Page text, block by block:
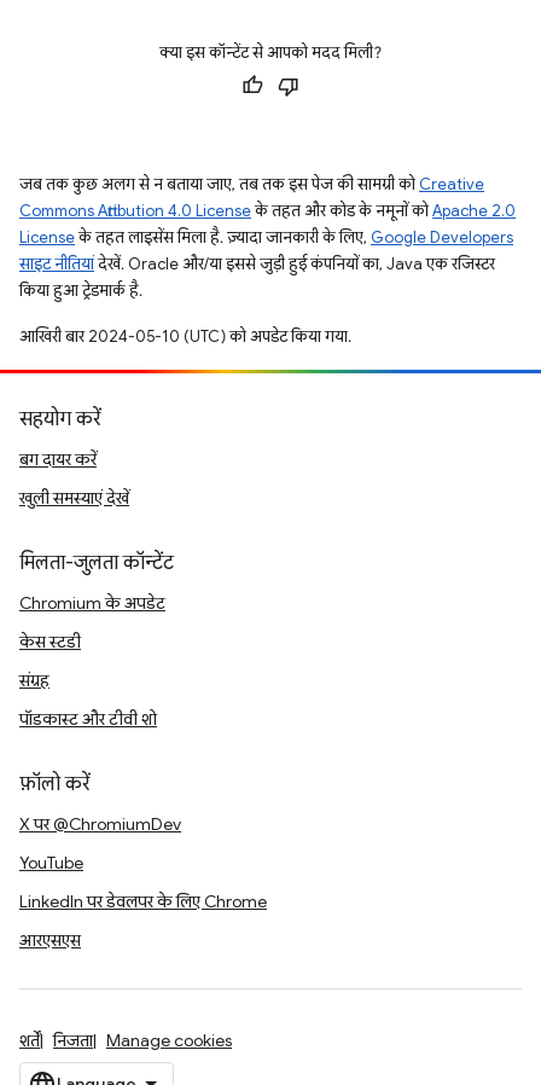
क्या इस कॉन्टेंट से आपको मदद मिली?
जब तक कुछ अलग से न बताया जाए, तब तक इस पेज की सामग्री कोCreative
Commons Attribution 4.0 Licenseके तहत और कोड के नमूनों कोApache 2.0
Licenseके तहत लाइसेंस मिला है. ज़्यादा जानकारी के लिए, Google Developers
साइट नीतियांदेखें. Oracle और/या इससे जुड़ी हुई कंपनियों का, Java एक रजिस्टर
किया हुआ ट्रेडमार्क है.
आखिरी बार 2024-05-10 (UTC) को अपडेट किया गया.
सहयोग करें
बग दायर करें
खुली समस्याएं देखें
मिलता-जुलता कॉन्टेंट
Chromium के अपडेट
केस स्टडी
संग्रह
पॉडकास्ट और टीवी शो
फ़ॉलो करें
X पर @ChromiumDev
YouTube
LinkedIn पर डेवलपर के लिए Chrome
आरएसएस
शर्तें निजता Manage cookies